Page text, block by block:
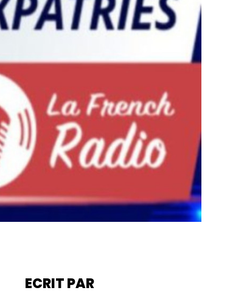
ECRIT PAR